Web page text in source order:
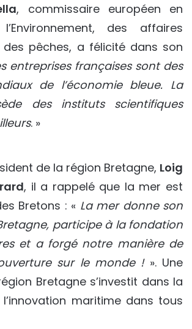
, commissaire européen en
des affaires
pêches, a félicité dans son
entreprises françaises sont des
de l’économie bleue. La
des instituts scientifiques
. »
de la région Bretagne, Loig
, il a rappelé que la mer est
Bretons : « La mer donne son
participe à la fondation
et a forgé notre manière de
sur le monde ! ». Une
Bretagne s’investit dans la
maritime dans tous